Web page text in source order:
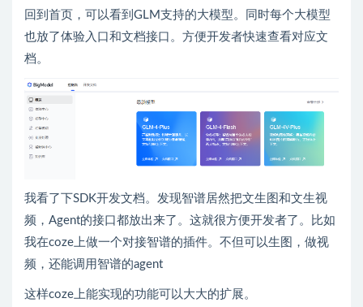
回到首页，可以看到GLM支持的大模型。同时每个大模型
也放了体验入口和文档接口。方便开发者快速查看对应文
档。
我看了下SDK开发文档。发现智谱居然把文生图和文生视
频，Agent的接口都放出来了。这就很方便开发者了。比如
我在coze上做一个对接智谱的插件。不但可以生图，做视
频，还能调用智谱的agent
这样coze上能实现的功能可以大大的扩展。